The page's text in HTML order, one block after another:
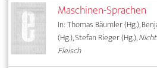
Maschinen-Sprachen
In: Thomas Bäumler (Hg.),
(Hg.), Stefan Rieger (Hg.),
Fleisch